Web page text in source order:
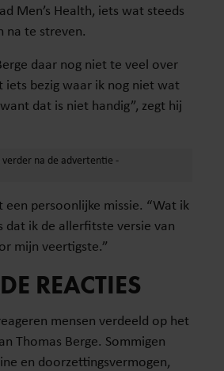
Men’s Health, iets wat steeds
na te streven.
daar nog niet te veel over
iets bezig waar ik nog niet wat
dat is niet handig”, zegt hij
persoonlijke missie. “Wat ik
dat ik de allerfitste versie van
mijn veertigste.”
REACTIES
mensen verdeeld op het
Thomas Berge. Sommigen
en doorzettingsvermogen,